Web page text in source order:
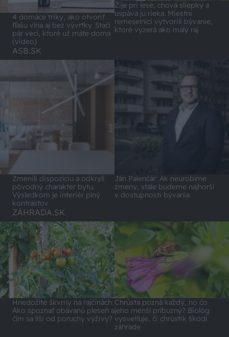
4 domáce triky, ako otvoriť
fľašu vína aj bez vývrtky. Stačí
pár vecí, ktoré už máte doma
(video)
Žije pri lese, chová sliepky a
uspáva ju rieka. Miestni
remeselníci vytvorili bývanie,
ktoré vyzerá ako malý raj
ASB.SK
Zmenili dispozíciu a odkryli
pôvodný charakter bytu.
Výsledkom je interiér plný
kontrastov
Ján Palenčár: Ak neurobíme
zmeny, stále budeme najhorší
v dostupnosti bývania
ZÁHRADA.SK
Hnedožlté škvrny na rajčinách:
Ako spoznať obávanú pleseň a
čím sa líši od poruchy výživy?
Chrústa pozná každý, no čo
jeho menší príbuzný? Biológ
vysvetľuje, či chrústik škodí
záhrade